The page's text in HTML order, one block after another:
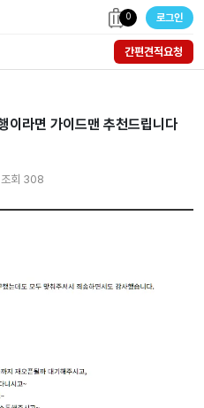
0 로그인
간편견적요청
이라면 가이드맨 추천드립니다
조회 308